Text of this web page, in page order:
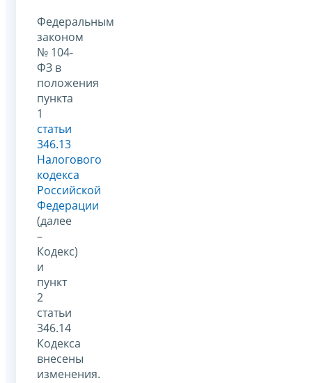
Федеральным
законом
№ 104-
ФЗ в
положения
пункта
1
статьи
346.13
Налогового
кодекса
Российской
Федерации
(далее
–
Кодекс)
и
пункт
2
статьи
346.14
Кодекса
внесены
изменения.